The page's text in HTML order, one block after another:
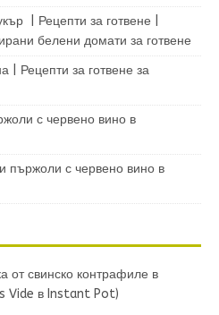
| Рецепти за готвене |
белени домати за готвене
| Рецепти за готвене за
с червено вино в
пържоли с червено вино в
от свинско контрафиле в
Vide в Instant Pot)